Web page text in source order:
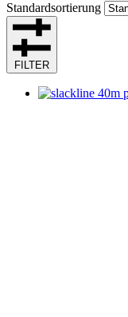
Standardsortierung
FILTER